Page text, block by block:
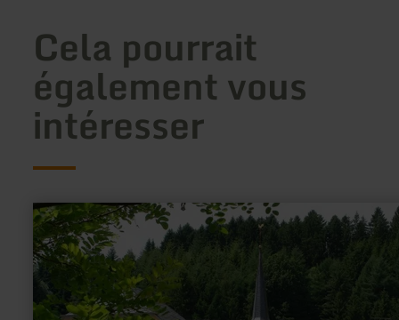
Cela pourrait
également vous
intéresser
en
savoir
plus
sur
:
Clara-
Viebig-
Zentrum